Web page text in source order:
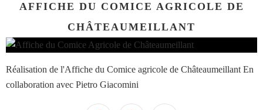
AFFICHE DU COMICE AGRICOLE DE
CHÂTEAUMEILLANT
Réalisation de l'Affiche du Comice agricole de Châteaumeillant En
collaboration avec Pietro Giacomini